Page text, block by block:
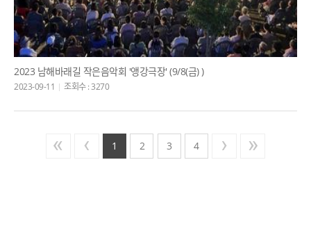
2023 남해바래길 작은음악회 '앵강극장' (9/8(금) )
2023-09-11 조회수 : 3270
1 2 3 4